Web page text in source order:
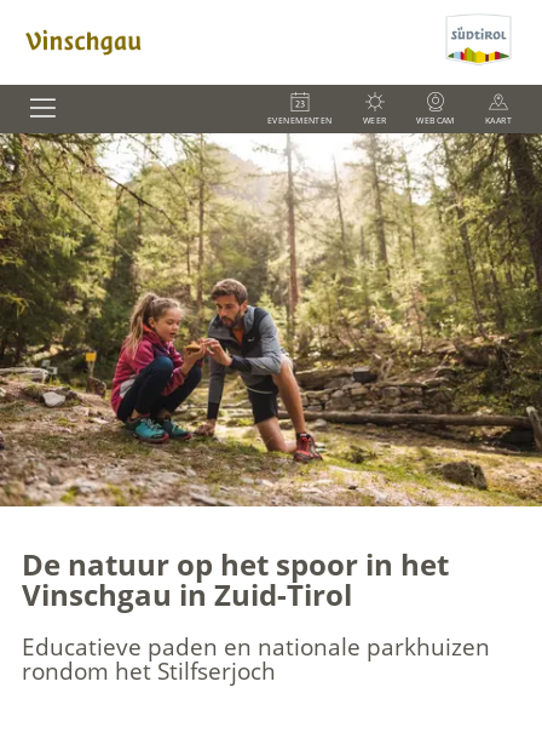
EVENEMENTEN WEER WEBCAM KAART
De natuur op het spoor in het
Vinschgau in Zuid-Tirol
Educatieve paden en nationale parkhuizen
rondom het Stilfserjoch